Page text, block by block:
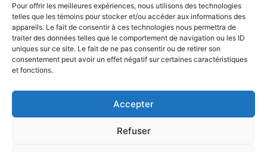
Pour offrir les meilleures expériences, nous utilisons des technologies
telles que les témoins pour stocker et/ou accéder aux informations des
appareils. Le fait de consentir à ces technologies nous permettra de
traiter des données telles que le comportement de navigation ou les ID
uniques sur ce site. Le fait de ne pas consentir ou de retirer son
consentement peut avoir un effet négatif sur certaines caractéristiques
et fonctions.
Accepter
Refuser
Nous Suivre
12-3894 rue Sainte-Catherine Est,